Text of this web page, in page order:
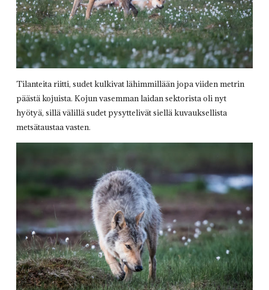
Tilanteita riitti, sudet kulkivat lähimmillään jopa viiden metrin
päästä kojuista. Kojun vasemman laidan sektorista oli nyt
hyötyä, sillä välillä sudet pysyttelivät siellä kuvauksellista
metsätaustaa vasten.